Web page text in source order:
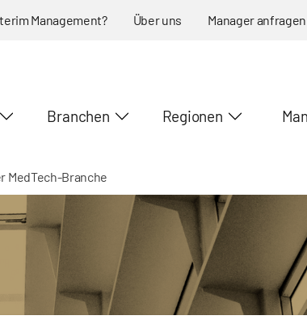
Management? Über uns Manager anfragen
Branchen Regionen
MedTech-Branche